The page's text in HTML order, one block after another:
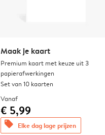
Maak je kaart
Premium kaart met keuze uit 3
papierafwerkingen
Set van 10 kaarten
Vanaf
€ 5,99
offers Elke dag lage prijzen